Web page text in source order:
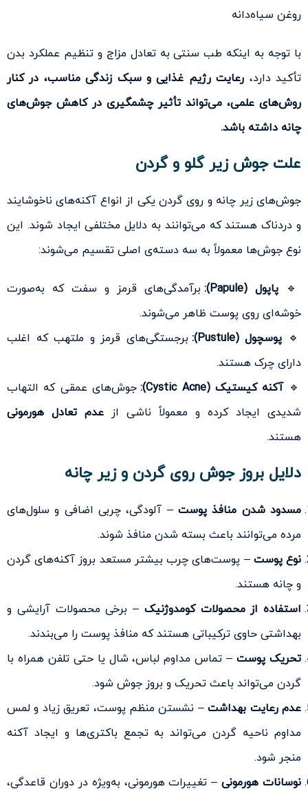
روغن سیاه‌دانه
با توجه به اینکه طب سنتی به تعادل مزاج و تنظیم عملکرد بدن
تأکید دارد، رعایت رژیم غذایی و سبک زندگی مناسب، در کنار
روش‌های علمی، می‌تواند تأثیر چشمگیری در کاهش جوش‌های
چانه داشته باشد.
علت جوش زیر گلو و گردن
جوش‌های زیر چانه و روی گردن یکی از انواع آکنه‌های ناخوشایند
و دردناک هستند که می‌توانند به دلایل مختلفی ایجاد شوند. این
نوع جوش‌ها معمولاً به سه دسته‌ی اصلی تقسیم می‌شوند:
🔹 پاپول (Papule):
برآمدگی‌های قرمز و سفت که به‌صورت
خوشه‌ای روی پوست ظاهر می‌شوند.
🔹 پوسچول (Pustule):
برجستگی‌های قرمز و ملتهب که اغلب
دارای چرک هستند.
🔹آکنه کیستیک (Cystic Acne):
جوش‌های عمقی که التهاب
شدیدی ایجاد کرده و معمولاً ناشی از عدم تعادل هورمونی
هستند.
دلایل بروز جوش روی گردن و زیر چانه
مسدود شدن منافذ پوست – آلودگی، چربی اضافی و سلول‌های
مرده می‌توانند باعث بسته شدن منافذ شوند.
نوع پوست – پوست‌های چرب بیشتر مستعد بروز آکنه‌های گردن
و چانه هستند.
استفاده از محصولات کومدوژنیک – برخی محصولات آرایشی و
بهداشتی حاوی ترکیباتی هستند که منافذ پوست را می‌بندند.
تحریک پوست– تماس مداوم لباس، شال یا حتی تلفن همراه با
گردن می‌تواند باعث تحریک و بروز جوش شود.
عدم رعایت بهداشت– نشستن منظم پوست، تعریق زیاد و لمس
مداوم ناحیه گردن می‌تواند به تجمع باکتری‌ها و ایجاد آکنه
منجر شود.
نوسانات هورمونی– تغییرات هورمونی، به‌ویژه در دوران قاعدگی،